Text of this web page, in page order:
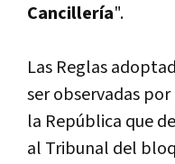
Cancillerí­a".
Las Reglas
ser observadas
la República que
al Tribunal del